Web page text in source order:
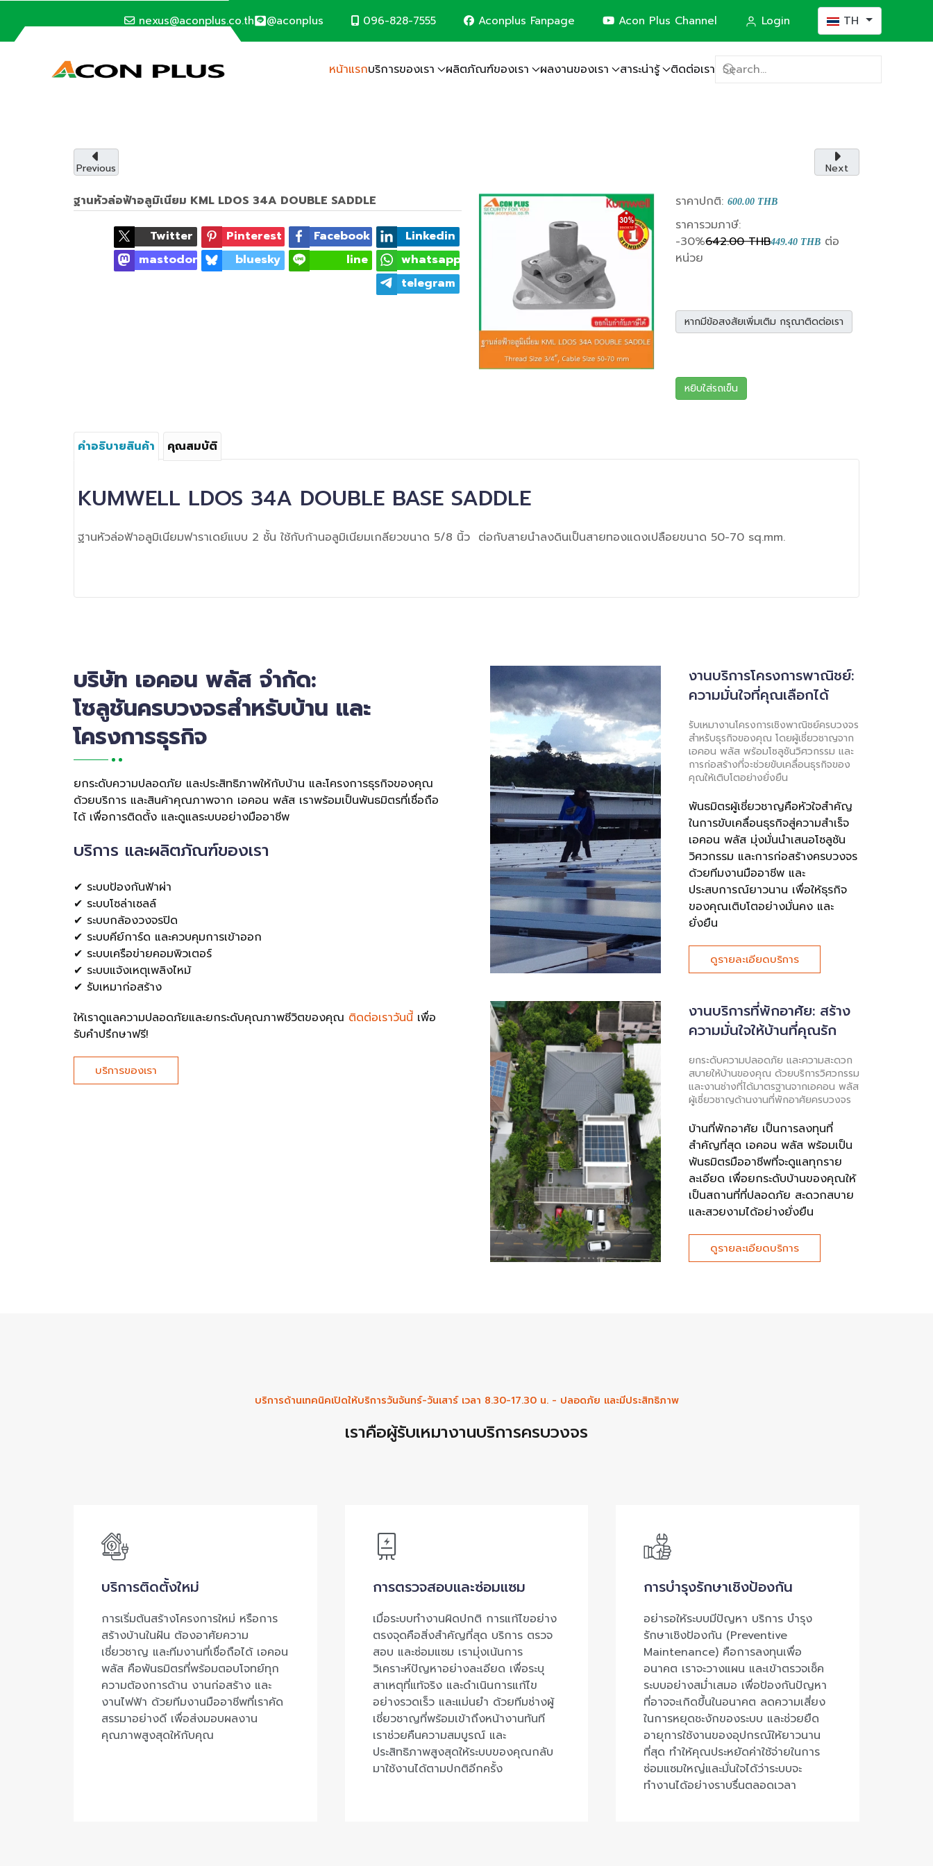
nexus@aconplus.co.th @aconplus 096-828-7555 Aconplus Fanpage Acon Plus Channel Login เลือกภาษาของคุณ
TH
หน้าแรกบริการของเรา ผลิตภัณฑ์ของเรา ผลงานของเรา สาระน่ารู้ ติดต่อเรา
SOLAR CELL SYSTEM
ระบบโซล่าเซลล์ (Solar cell system) ประหยัดค่าไฟ และรักษ์โลกไปพร้อมกับเรา
รายละเอียดบริการ
ระบบป้องกันฟ้าผ่า
ระบบโซล่าเซลล์
ระบบกล้องวงจรปิด
ระบบเครือข่ายคอมพิวเตอร์
ระบบแจ้งเหตุเพลิงไหม้
ระบบไฟฟ้าอาคาร
งานรับเหมาก่อสร้าง (Construction)
Previous Next
ฐานหัวล่อฟ้าอลูมิเนียม KML LDOS 34A DOUBLE SADDLE
Twitter Pinterest Facebook
Linkedin
mastodon
bluesky line
whatsapp
telegram
ราคาปกติ: 600.00 THB
ราคารวมภาษี:
-30%642.00 THB449.40 THB ต่อ
หน่วย
หากมีข้อสงสัยเพิ่มเติม กรุณาติดต่อเรา
หยิบใส่รถเข็น
คำอธิบายสินค้า คุณสมบัติ
KUMWELL LDOS 34A DOUBLE BASE SADDLE
ฐานหัวล่อฟ้าอลูมิเนียมฟาราเดย์แบบ 2 ชั้น ใช้กับก้านอลูมิเนียมเกลียวขนาด 5/8 นิ้ว ต่อกับสายนำลงดินเป็นสายทองแดงเปลือยขนาด 50-70 sq.mm.
บริษัท เอคอน พลัส จำกัด:
โซลูชันครบวงจรสำหรับบ้าน และ
โครงการธุรกิจ
ยกระดับความปลอดภัย และประสิทธิภาพให้กับบ้าน และโครงการธุรกิจของคุณ
ด้วยบริการ และสินค้าคุณภาพจาก เอคอน พลัส เราพร้อมเป็นพันธมิตรที่เชื่อถือ
ได้ เพื่อการติดตั้ง และดูแลระบบอย่างมืออาชีพ
บริการ และผลิตภัณฑ์ของเรา
✔ ระบบป้องกันฟ้าผ่า
✔ ระบบโซล่าเซลล์
✔ ระบบกล้องวงจรปิด
✔ ระบบคีย์การ์ด และควบคุมการเข้าออก
✔ ระบบเครือข่ายคอมพิวเตอร์
✔ ระบบแจ้งเหตุเพลิงไหม้
✔ รับเหมาก่อสร้าง
ให้เราดูแลความปลอดภัยและยกระดับคุณภาพชีวิตของคุณ ติดต่อเราวันนี้ เพื่อ
รับคำปรึกษาฟรี!
บริการของเรา
งานบริการโครงการพาณิชย์:
ความมั่นใจที่คุณเลือกได้
รับเหมางานโครงการเชิงพาณิชย์ครบวงจร
สำหรับธุรกิจของคุณ โดยผู้เชี่ยวชาญจาก
เอคอน พลัส พร้อมโซลูชันวิศวกรรม และ
การก่อสร้างที่จะช่วยขับเคลื่อนธุรกิจของ
คุณให้เติบโตอย่างยั่งยืน
พันธมิตรผู้เชี่ยวชาญคือหัวใจสำคัญ
ในการขับเคลื่อนธุรกิจสู่ความสำเร็จ
เอคอน พลัส มุ่งมั่นนำเสนอโซลูชัน
วิศวกรรม และการก่อสร้างครบวงจร
ด้วยทีมงานมืออาชีพ และ
ประสบการณ์ยาวนาน เพื่อให้ธุรกิจ
ของคุณเติบโตอย่างมั่นคง และ
ยั่งยืน
ดูรายละเอียดบริการ
งานบริการที่พักอาศัย: สร้าง
ความมั่นใจให้บ้านที่คุณรัก
ยกระดับความปลอดภัย และความสะดวก
สบายให้บ้านของคุณ ด้วยบริการวิศวกรรม
และงานช่างที่ได้มาตรฐานจากเอคอน พลัส
ผู้เชี่ยวชาญด้านงานที่พักอาศัยครบวงจร
บ้านที่พักอาศัย เป็นการลงทุนที่
สำคัญที่สุด เอคอน พลัส พร้อมเป็น
พันธมิตรมืออาชีพที่จะดูแลทุกราย
ละเอียด เพื่อยกระดับบ้านของคุณให้
เป็นสถานที่ที่ปลอดภัย สะดวกสบาย
และสวยงามได้อย่างยั่งยืน
ดูรายละเอียดบริการ
บริการด้านเทคนิคเปิดให้บริการวันจันทร์-วันเสาร์ เวลา 8.30-17.30 น. - ปลอดภัย และมีประสิทธิภาพ
เราคือผู้รับเหมางานบริการครบวงจร
บริการติดตั้งใหม่
การเริ่มต้นสร้างโครงการใหม่ หรือการ
สร้างบ้านในฝัน ต้องอาศัยความ
เชี่ยวชาญ และทีมงานที่เชื่อถือได้ เอคอน
พลัส คือพันธมิตรที่พร้อมตอบโจทย์ทุก
ความต้องการด้าน งานก่อสร้าง และ
งานไฟฟ้า ด้วยทีมงานมืออาชีพที่เราคัด
สรรมาอย่างดี เพื่อส่งมอบผลงาน
คุณภาพสูงสุดให้กับคุณ
การตรวจสอบและซ่อมแซม
เมื่อระบบทำงานผิดปกติ การแก้ไขอย่าง
ตรงจุดคือสิ่งสำคัญที่สุด บริการ ตรวจ
สอบ และซ่อมแซม เรามุ่งเน้นการ
วิเคราะห์ปัญหาอย่างละเอียด เพื่อระบุ
สาเหตุที่แท้จริง และดำเนินการแก้ไข
อย่างรวดเร็ว และแม่นยำ ด้วยทีมช่างผู้
เชี่ยวชาญที่พร้อมเข้าถึงหน้างานทันที
เราช่วยคืนความสมบูรณ์ และ
ประสิทธิภาพสูงสุดให้ระบบของคุณกลับ
มาใช้งานได้ตามปกติอีกครั้ง
การบำรุงรักษาเชิงป้องกัน
อย่ารอให้ระบบมีปัญหา บริการ บำรุง
รักษาเชิงป้องกัน (Preventive
Maintenance) คือการลงทุนเพื่อ
อนาคต เราจะวางแผน และเข้าตรวจเช็ค
ระบบอย่างสม่ำเสมอ เพื่อป้องกันปัญหา
ที่อาจจะเกิดขึ้นในอนาคต ลดความเสี่ยง
ในการหยุดชะงักของระบบ และช่วยยืด
อายุการใช้งานของอุปกรณ์ให้ยาวนาน
ที่สุด ทำให้คุณประหยัดค่าใช้จ่ายในการ
ซ่อมแซมใหญ่และมั่นใจได้ว่าระบบจะ
ทำงานได้อย่างราบรื่นตลอดเวลา